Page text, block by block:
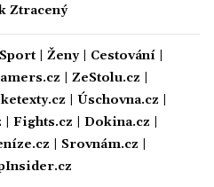
Ztracený
Sport| Ženy| Cestování|
ZeStolu.cz
Úschovna.cz
Fights.cz Dokina.cz
Srovnám.cz